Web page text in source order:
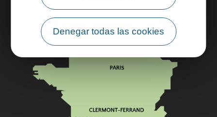
Denegar todas las cookies
Síguenos en